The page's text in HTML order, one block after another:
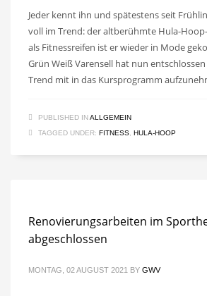
Jeder kennt ihn und spätestens seit
voll im Trend: der altberühmte Hula-
als Fitnessreifen ist er wieder in Mode
Grün Weiß Varensell hat nun
Trend mit in das Kursprogramm
PUBLISHED INALLGEMEIN
TAGGED UNDER: FITNESS HULA-HOOP
Renovierungsarbeiten im
abgeschlossen
MONTAG, 02 AUGUST 2021 BY GWV